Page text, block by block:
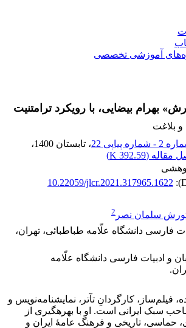
آموزشی تخصصی
بهرام بیضایی، با رویکرد ترامتنیت
و بلاغت
، تابستان 1400
،
مقاله (392.59 K
)
10.22059/jlcr.2021.317965.1622
سلمان نصر 2
فارسی دانشگاه علّامه طباطبائی، تهران،
و ادبیات فارسی دانشگاه علّامه
فیلم‌ساز، کارگردانِ تآتر، نمایشنامه‌نویس و
سبک ایرانی است. او با بهره­گیری از
حماسی، تاریخی و فرهنگ عامۀ ایران و